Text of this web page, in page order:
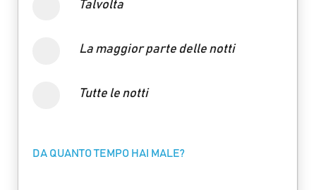
Talvolta
La maggior parte delle notti
Tutte le notti
DA QUANTO TEMPO HAI MALE?